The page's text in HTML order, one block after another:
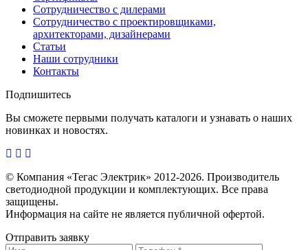
Сотрудничество с дилерами
Сотрудничество с проектировщиками,
архитекторами, дизайнерами
Статьи
Наши сотрудники
Контакты
Подпишитесь
Вы сможете первыми получать каталоги и узнавать о наших
новинках и новостях.
© Компания «Тегас Электрик» 2012-2026. Производитель
светодиодной продукции и комплектующих. Все права
защищены.
Информация на сайте не является публичной офертой.
Отправить заявку